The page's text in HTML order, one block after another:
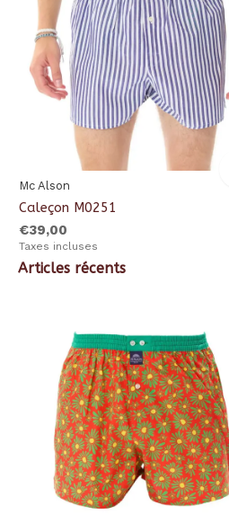
Mc Alson
Caleçon M0251
€39,00
Taxes incluses
Articles récents